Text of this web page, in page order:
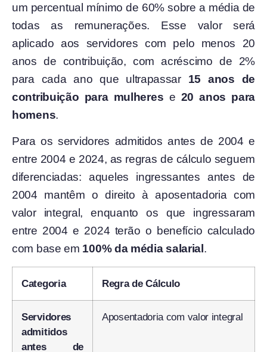
um percentual mínimo de 60% sobre a média de
todas as remunerações. Esse valor será
aplicado aos servidores com pelo menos 20
anos de contribuição, com acréscimo de 2%
para cada ano que ultrapassar 15 anos de
contribuição para mulheres e 20 anos para
homens.
Para os servidores admitidos antes de 2004 e
entre 2004 e 2024, as regras de cálculo seguem
diferenciadas: aqueles ingressantes antes de
2004 mantêm o direito à aposentadoria com
valor integral, enquanto os que ingressaram
entre 2004 e 2024 terão o benefício calculado
com base em 100% da média salarial .
Categoria Regra de Cálculo
Servidores
admitidos
antes de
Aposentadoria com valor integral